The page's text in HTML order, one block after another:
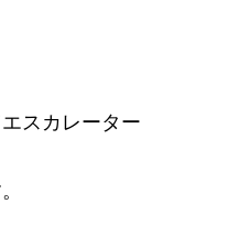
スカレーター